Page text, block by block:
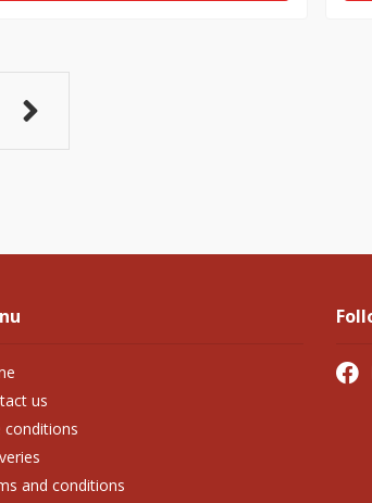
us
conditions
and conditions